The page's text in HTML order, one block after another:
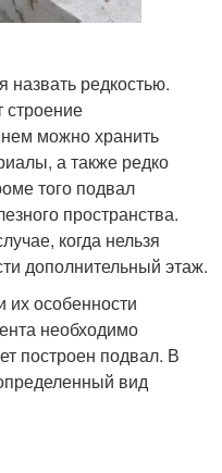
редкостью.
можно хранить
а также редко
того подвал
пространства.
когда нельзя
дополнительный этаж.
особенности
необходимо
построен подвал. В
вид